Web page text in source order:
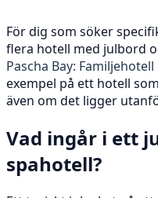
För dig som söker
flera hotell med julbord
Pascha Bay:
exempel på ett hotell
även om det ligger
Vad ingår i ett
spahotell?